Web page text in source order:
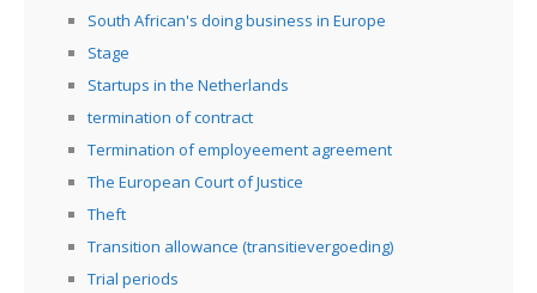
South African's doing business in Europe
Stage
Startups in the Netherlands
termination of contract
Termination of employeement agreement
The European Court of Justice
Theft
Transition allowance (transitievergoeding)
Trial periods